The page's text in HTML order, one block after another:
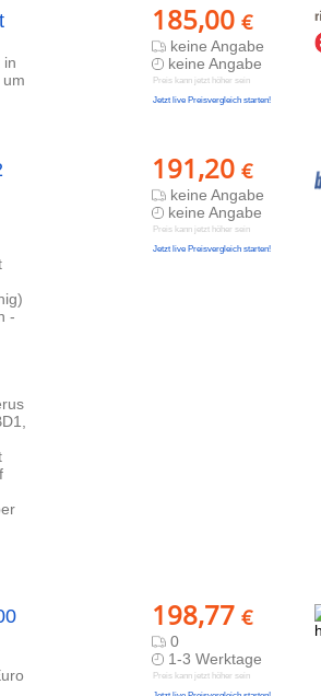
185,00 €
keine Angabe
keine Angabe
Preis kann jetzt höher sein
Jetzt live Preisvergleich starten!
in
191,20 €
keine Angabe
keine Angabe
Preis kann jetzt höher sein
Jetzt live Preisvergleich starten!
-
198,77 €
0
1-3 Werktage
Preis kann jetzt höher sein